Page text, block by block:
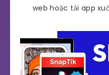
web hoặc tải app